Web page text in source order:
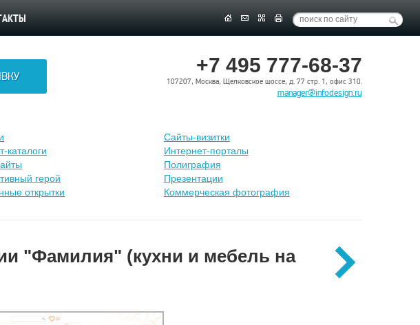
+7 495 777-68-37
107207, Москва, Щелковское шоссе, д. 77 стр. 1, офис 310.
manager@infodesign.ru
Сайты-визитки
каталоги
Интернет-порталы
Полиграфия
герой
Презентации
открытки
Коммерческая фотография
"Фамилия" (кухни и мебель на